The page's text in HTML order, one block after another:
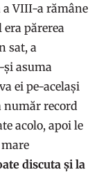
a VIII-a rămâne
părerea
sat, a
asuma
ei pe-același
număr record
acolo, apoi le
discuta și la